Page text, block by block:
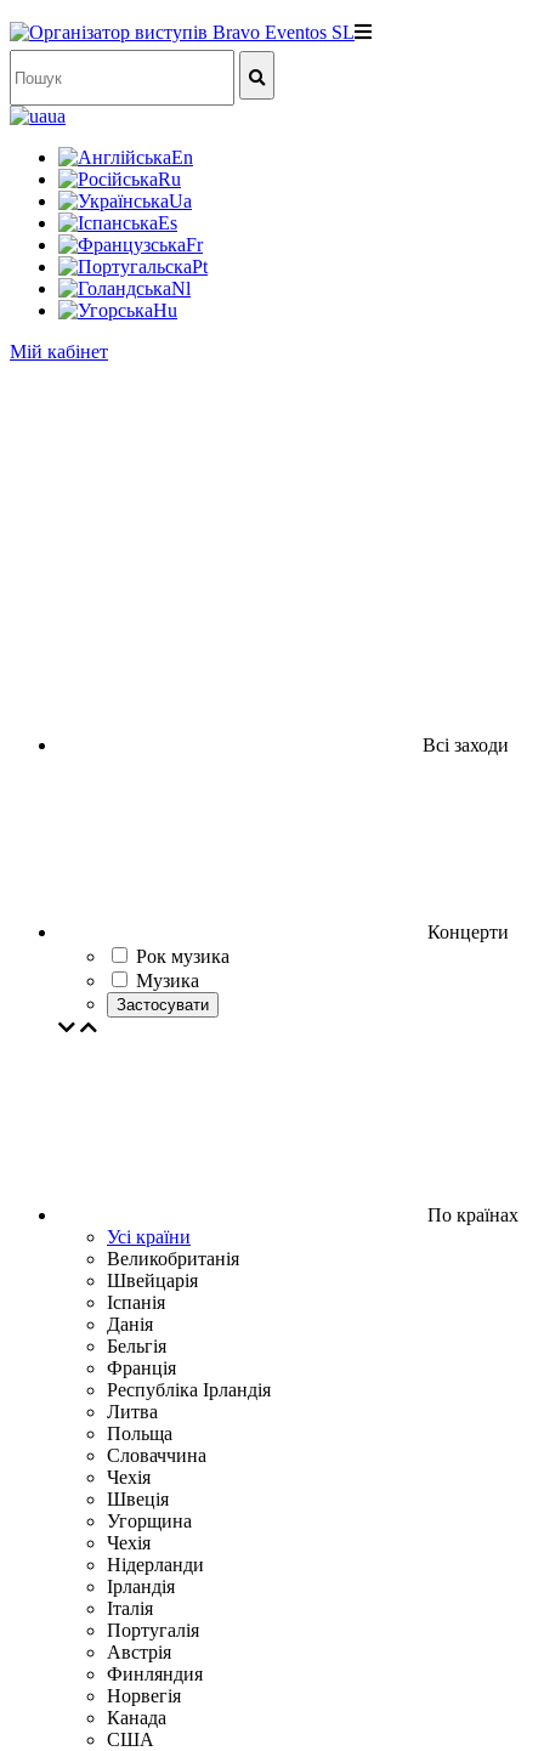
ua
En
Ru
Ua
Es
Fr
Pt
Nl
Hu
Мій кабінет
Всі заходи
Концерти
Рок музика
Музика
Застосувати
По країнах
Усі країни
Великобританія
Швейцарія
Іспанія
Данія
Бельгія
Франція
Республіка Ірландія
Литва
Польща
Словаччина
Чехія
Швецiя
Угорщина
Чехія
Нідерланди
Iрландія
Iталiя
Португалія
Австрія
Финляндия
Норвегія
Канада
США